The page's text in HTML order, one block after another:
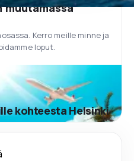
muutamassa
Kerro meille minne ja
loput.
kohteesta Helsinki